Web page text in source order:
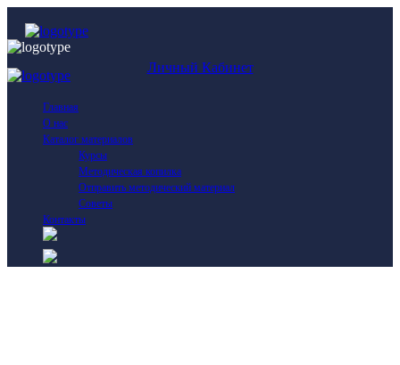
Личный Кабинет
Главная
О нас
Каталог материалов
Курсы
Методическая копилка
Отправить методический материал
Советы
Контакты